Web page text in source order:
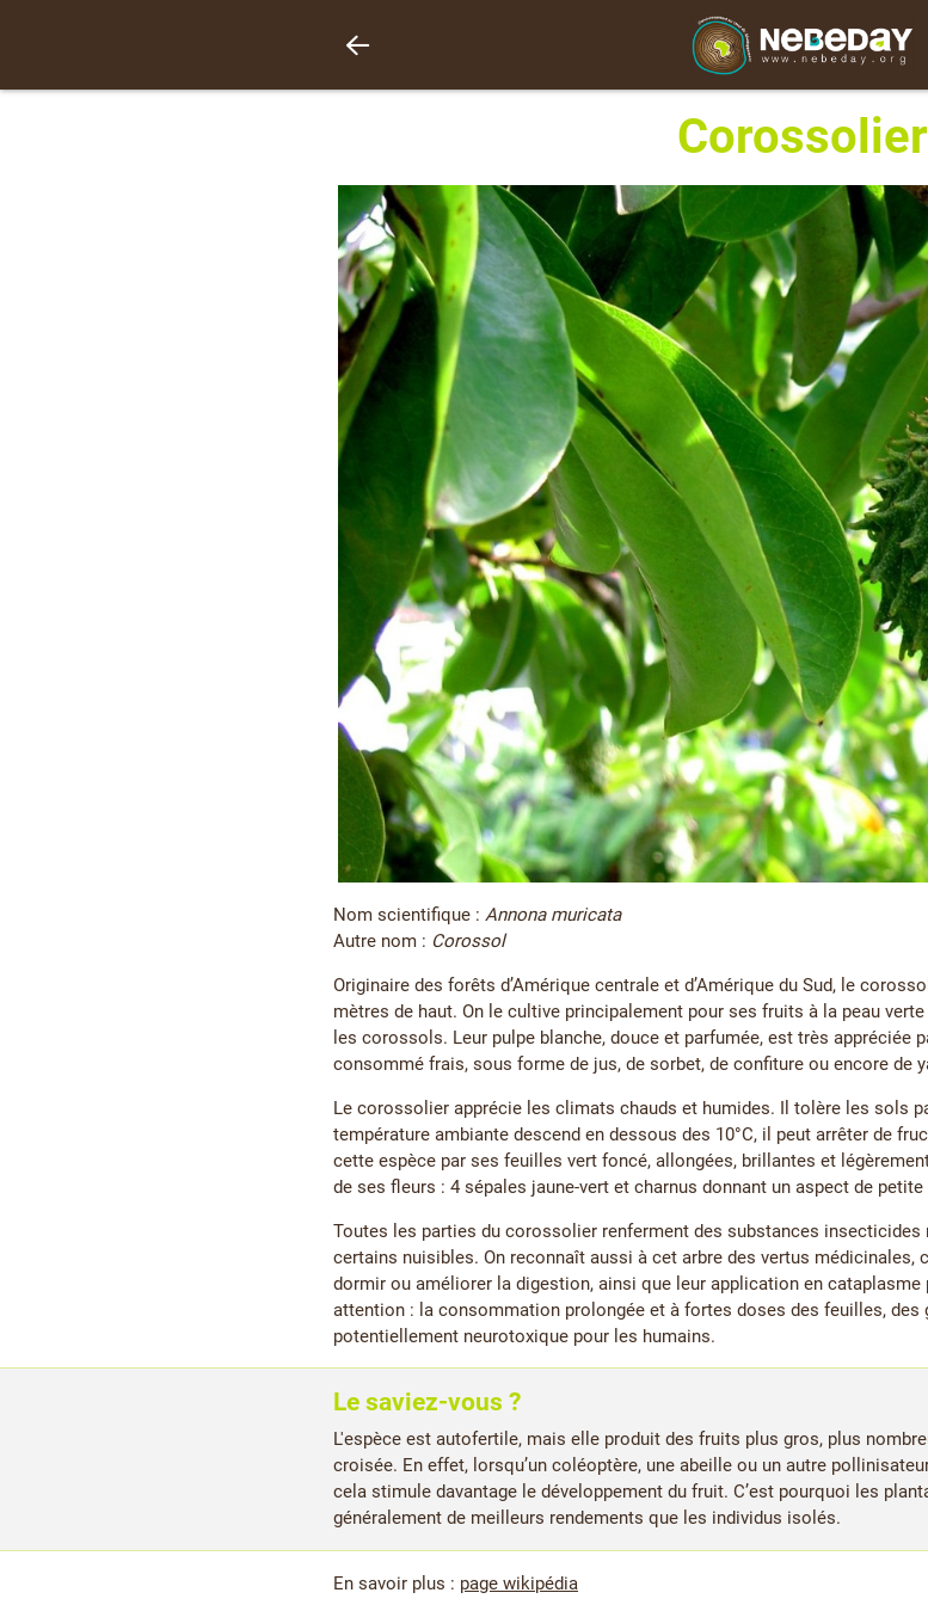
Corossolier
Nom scientifique : Annona muricata
Autre nom : Corossol
Originaire des forêts d’Amérique centrale et d’Amérique du Sud, le
mètres de haut. On le cultive principalement pour ses fruits à la peau
les corossols. Leur pulpe blanche, douce et parfumée, est très appréciée
consommé frais, sous forme de jus, de sorbet, de confiture ou encore de
Le corossolier apprécie les climats chauds et humides. Il tolère les sols
température ambiante descend en dessous des 10°C, il peut arrêter de
cette espèce par ses feuilles vert foncé, allongées, brillantes et
de ses fleurs : 4 sépales jaune-vert et charnus donnant un aspect de
Toutes les parties du corossolier renferment des substances insecticides
certains nuisibles. On reconnaît aussi à cet arbre des vertus médicinales,
dormir ou améliorer la digestion, ainsi que leur application en
attention : la consommation prolongée et à fortes doses des feuilles,
potentiellement neurotoxique pour les humains.
Le saviez-vous ?
L'espèce est autofertile, mais elle produit des fruits plus gros, plus
croisée. En effet, lorsqu’un coléoptère, une abeille ou un autre
cela stimule davantage le développement du fruit. C’est pourquoi les
généralement de meilleurs rendements que les individus isolés.
En savoir plus : page wikipédia